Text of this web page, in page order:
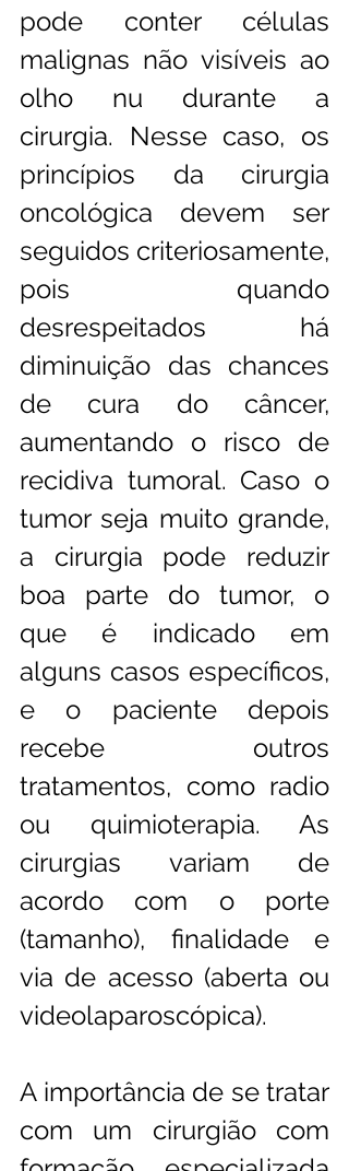
pode conter células
malignas não visíveis ao
olho nu durante a
cirurgia. Nesse caso, os
princípios da cirurgia
oncológica devem ser
seguidos criteriosamente,
pois quando
desrespeitados há
diminuição das chances
de cura do câncer,
aumentando o risco de
recidiva tumoral. Caso o
tumor seja muito grande,
a cirurgia pode reduzir
boa parte do tumor, o
que é indicado em
alguns casos específicos,
e o paciente depois
recebe outros
tratamentos, como radio
ou quimioterapia. As
cirurgias variam de
acordo com o porte
(tamanho), finalidade e
via de acesso (aberta ou
videolaparoscópica).
A importância de se tratar
com um cirurgião com